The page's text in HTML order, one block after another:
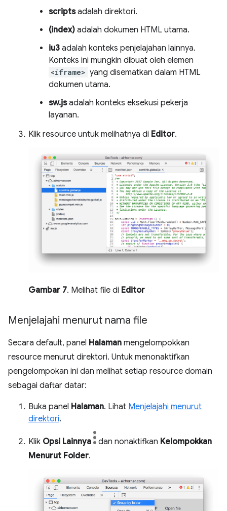
scriptsadalah direktori.
(index) adalah dokumen HTML utama.
iu3 adalah konteks penjelajahan lainnya.
Konteks ini mungkin dibuat oleh elemen
<iframe> yang disematkan dalam HTML
dokumen utama.
sw.jsadalah konteks eksekusi pekerja
layanan.
Klik resource untuk melihatnya di Editor.
Gambar 7. Melihat file di Editor
Menjelajahi menurut nama file
Secara default, panel Halaman mengelompokkan
resource menurut direktori. Untuk menonaktifkan
pengelompokan ini dan melihat setiap resource domain
sebagai daftar datar:
Buka panel Halaman. Lihat Menjelajahi menurut
direktori.
Klik Opsi Lainnya dan nonaktifkan Kelompokkan
Menurut Folder.